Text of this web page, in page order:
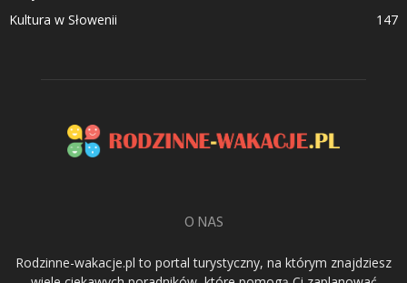
Kultura w Słowenii
147
O NAS
Rodzinne-wakacje.pl to portal turystyczny, na którym znajdziesz